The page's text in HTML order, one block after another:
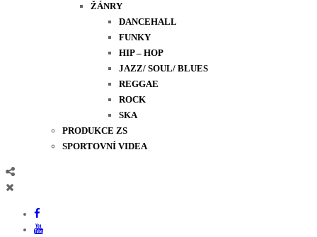
ŽÁNRY
DANCEHALL
FUNKY
HIP – HOP
JAZZ/ SOUL/ BLUES
REGGAE
ROCK
SKA
PRODUKCE ZS
SPORTOVNÍ VIDEA